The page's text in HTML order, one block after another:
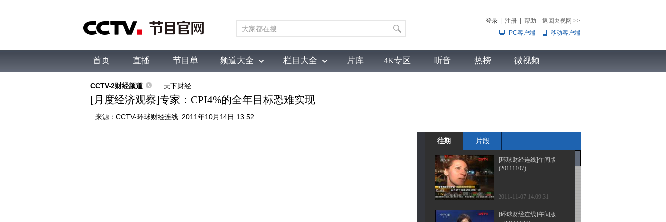
登录 注册 帮助 返回央视网 >>
PC客户端
移动客户端
首页 直播 节目单 频道大全 栏目大全
综合 新闻 财经 综艺 中文国际
片库 4K专区 听音 热榜 微视频
CCTV-2财经频道 天下财经
[月度经济观察]专家：CPI4%的全年目标恐难实现
来源： CCTV-环球财经连线 2011年10月14日 13:52
往期 片段
[环球财经连线]午间版
(20111107)
2011-11-07 14:09:31
[环球财经连线]午间版